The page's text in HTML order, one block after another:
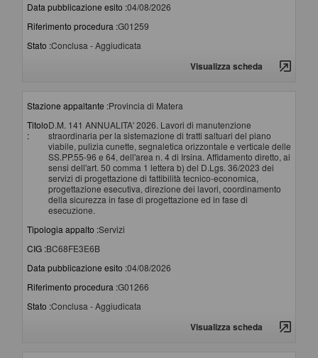
Data pubblicazione esito :04/08/2026
Riferimento procedura :G01259
Stato :Conclusa - Aggiudicata
Visualizza scheda
Stazione appaltante :Provincia di Matera
Titolo
:
D.M. 141 ANNUALITA' 2026. Lavori di manutenzione
straordinaria per la sistemazione di tratti saltuari del piano
viabile, pulizia cunette, segnaletica orizzontale e verticale delle
SS.PP.55-96 e 64, dell'area n. 4 di Irsina. Affidamento diretto, ai
sensi dell'art. 50 comma 1 lettera b) del D.Lgs. 36/2023 dei
servizi di progettazione di fattibilità tecnico-economica,
progettazione esecutiva, direzione dei lavori, coordinamento
della sicurezza in fase di progettazione ed in fase di
esecuzione.
Tipologia appalto :Servizi
CIG :BC68FE3E6B
Data pubblicazione esito :04/08/2026
Riferimento procedura :G01266
Stato :Conclusa - Aggiudicata
Visualizza scheda